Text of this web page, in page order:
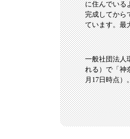
に住んでいる
完成してから
ています。最
一般社団法人
れる）で「神
月17日時点）